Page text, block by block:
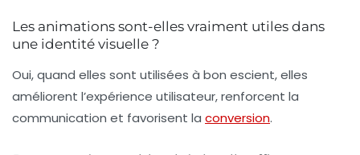
Les animations sont-elles vraiment utiles dans
une identité visuelle ?
Oui, quand elles sont utilisées à bon escient, elles
améliorent l’expérience utilisateur, renforcent la
communication et favorisent la conversion.